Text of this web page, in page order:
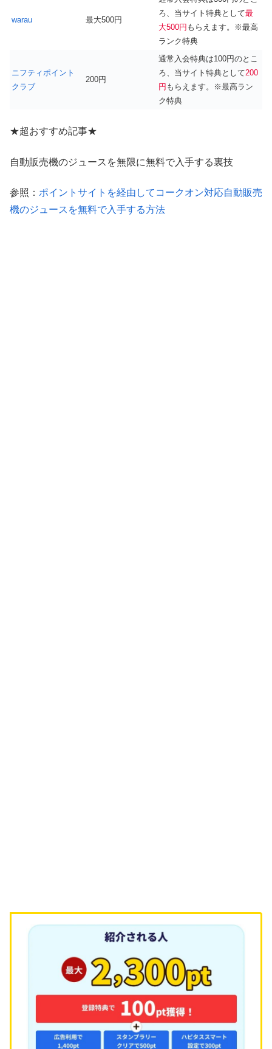
warau 最大500円
ろ、当サイト特典として最
大500円 もらえます。※最高
ランク特典
ニフティポイント
クラブ
200円
通常入会特典は100円のとこ
ろ、当サイト特典として200
円 もらえます。※最高ラン
ク特典
★超おすすめ記事★
自動販売機のジュースを無限に無料で入手する裏技
参照： ポイントサイトを経由してコークオン対応自動販売
機のジュースを無料で入手する方法